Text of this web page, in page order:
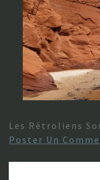
Les Rétroliens
Poster Un